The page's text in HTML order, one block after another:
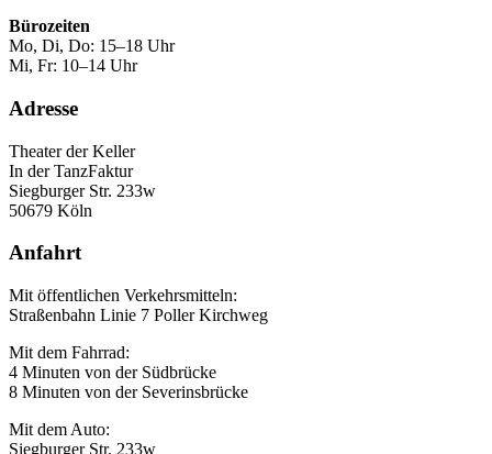
Bürozeiten
Mo, Di, Do: 15–18 Uhr
Mi, Fr: 10–14 Uhr
Adresse
Theater der Keller
In der TanzFaktur
Siegburger Str. 233w
50679 Köln
Anfahrt
Mit öffentlichen Verkehrsmitteln:
Straßenbahn Linie 7 Poller Kirchweg
Mit dem Fahrrad:
4 Minuten von der Südbrücke
8 Minuten von der Severinsbrücke
Mit dem Auto:
Siegburger Str. 233w